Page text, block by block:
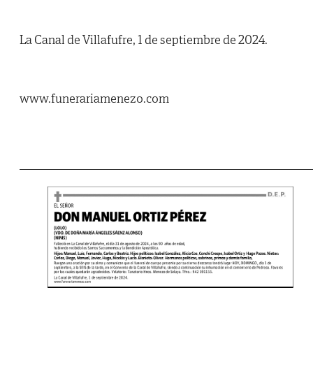
La Canal de Villafufre, 1 de septiembre de 2024.
www.funerariamenezo.com